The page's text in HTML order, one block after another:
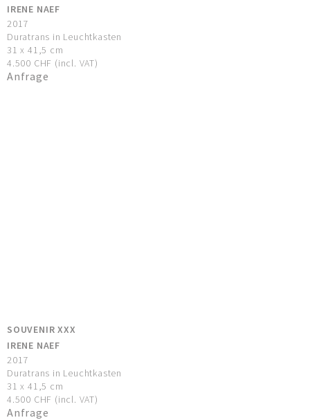
IRENE NAEF
2017
Duratrans in Leuchtkasten
31 x 41,5 cm
4.500 CHF (incl. VAT)
Anfrage
SOUVENIR XXX
IRENE NAEF
2017
Duratrans in Leuchtkasten
31 x 41,5 cm
4.500 CHF (incl. VAT)
Anfrage